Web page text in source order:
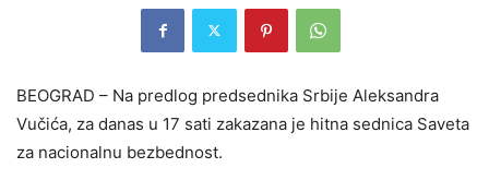
BEOGRAD – Na predlog predsednika Srbije Aleksandra
Vučića, za danas u 17 sati zakazana je hitna sednica Saveta
za nacionalnu bezbednost.